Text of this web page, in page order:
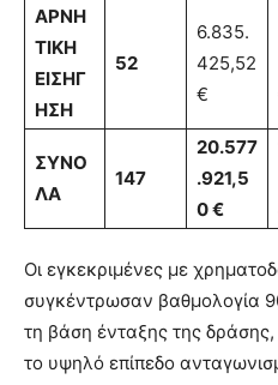
ΑΡΝΗ
ΤΙΚΗ
ΕΙΣΗΓ
ΗΣΗ
52
6.835.
425,52
€
ΣΥΝΟ
ΛΑ
147
20.577
.921,5
0 €
Οι εγκεκριμένες με
συγκέντρωσαν βαθμολογία
τη βάση ένταξης της
το υψηλό επίπεδο